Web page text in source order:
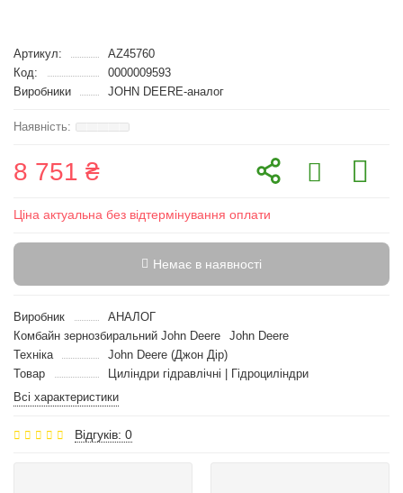
Артикул:
AZ45760
Код:
0000009593
Виробники
JOHN DEERE-аналог
8 751 ₴
Ціна актуальна без відтермінування оплати
Немає в наявності
Виробник
АНАЛОГ
Комбайн зернозбиральний John Deere
John Deere
Техніка
John Deere (Джон Дір)
Товар
Циліндри гідравлічні | Гідроциліндри
Всі характеристики
Відгуків: 0